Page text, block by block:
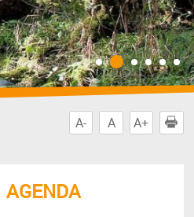
A- A A+
AGENDA